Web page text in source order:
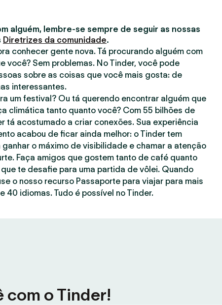
alguém, lembre-se sempre de seguir as nossas
Diretrizes da comunidade.
conhecer gente nova. Tá procurando alguém com
você? Sem problemas. No Tinder, você pode
sobre as coisas que você mais gosta: de
interessantes.
um festival? Ou tá querendo encontrar alguém que
climática tanto quanto você? Com 55 bilhões de
tá acostumado a criar conexões. Sua experiência
acabou de ficar ainda melhor: o Tinder tem
o máximo de visibilidade e chamar a atenção
Faça amigos que gostem tanto de café quanto
te desafie para uma partida de vôlei. Quando
o nosso recurso Passaporte para viajar para mais
40 idiomas. Tudo é possível no Tinder.
com o Tinder!